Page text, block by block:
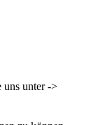
uns unter ->